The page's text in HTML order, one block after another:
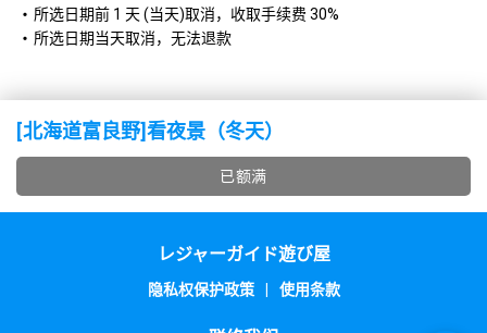
所选日期前 1 天 (当天)取消，收取手续费 30%
所选日期当天取消，无法退款
[北海道富良野]看夜景（冬天）
已额满
レジャーガイド遊び屋
隐私权保护政策 使用条款